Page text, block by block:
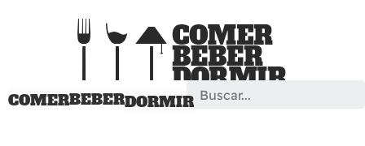
COMERBEBERDORMIR
Search